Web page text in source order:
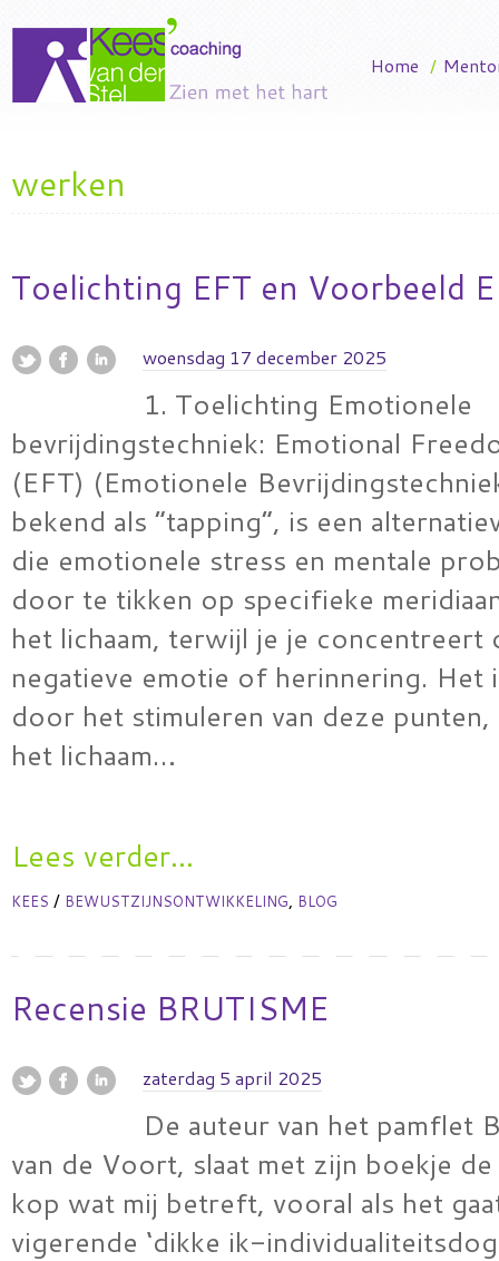
Home /
werken
Toelichting EFT en Voorbeeld
woensdag 17 december 2025
1. Toelichting Emotionele
bevrijdingstechniek: Emotional
(EFT) (Emotionele
bekend als “tapping”, is een
die emotionele stress en mentale
door te tikken op specifieke
het lichaam, terwijl je je concentreert
negatieve emotie of herinnering. Het
door het stimuleren van deze
het lichaam…
Lees verder...
KEES / BEWUSTZIJNSONTWIKKELING, BLOG
Recensie BRUTISME
zaterdag 5 april 2025
De auteur van het pamflet
van de Voort, slaat met zijn boekje
kop wat mij betreft, vooral als het
vigerende ‘dikke ik-